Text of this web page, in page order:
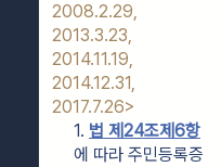
2008.2.29,
2013.3.23,
2014.11.19,
2014.12.31,
2017.7.26>
1. 법 제24조제6항
에 따라 주민등록증